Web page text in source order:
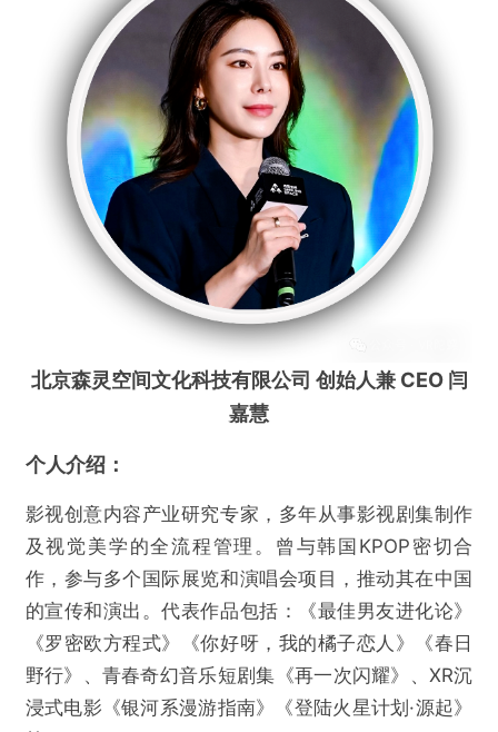
北京森灵空间文化科技有限公司 创始人兼 CEO 闫
嘉慧
个人介绍：
影视创意内容产业研究专家，多年从事影视剧集制作
及视觉美学的全流程管理。曾与韩国KPOP密切合
作，参与多个国际展览和演唱会项目，推动其在中国
的宣传和演出。代表作品包括：《最佳男友进化论》
《罗密欧方程式》《你好呀，我的橘子恋人》《春日
野行》、青春奇幻音乐短剧集《再一次闪耀》、XR沉
浸式电影《银河系漫游指南》《登陆火星计划·源起》